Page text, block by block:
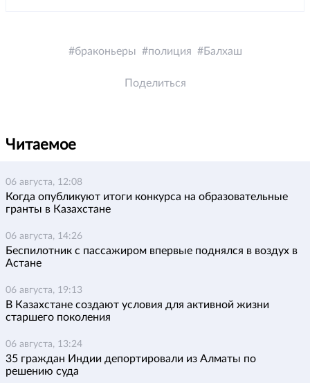
браконьеры полиция Балхаш
Поделиться
Читаемое
06 августа, 12:08
Когда опубликуют итоги конкурса на образовательные
гранты в Казахстане
06 августа, 14:26
Беспилотник с пассажиром впервые поднялся в воздух в
Астане
06 августа, 19:13
В Казахстане создают условия для активной жизни
старшего поколения
06 августа, 13:24
35 граждан Индии депортировали из Алматы по
решению суда